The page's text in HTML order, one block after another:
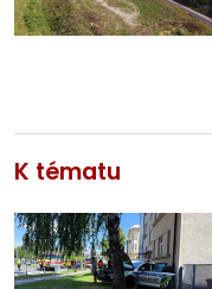
K tématu